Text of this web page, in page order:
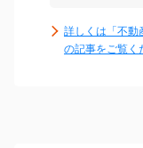
詳しくは「不動
の記事をご覧く